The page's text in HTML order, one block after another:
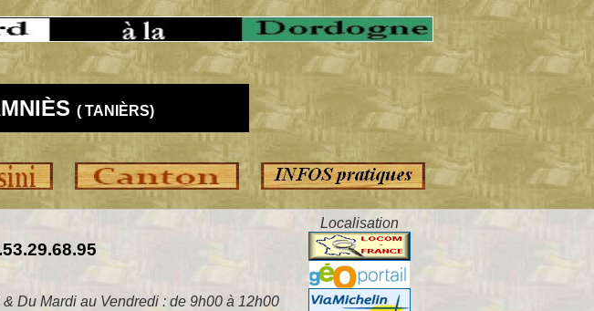
( TANIÈRS)
Du Mardi au Vendredi : de 9h00 à 12h00
Localisation